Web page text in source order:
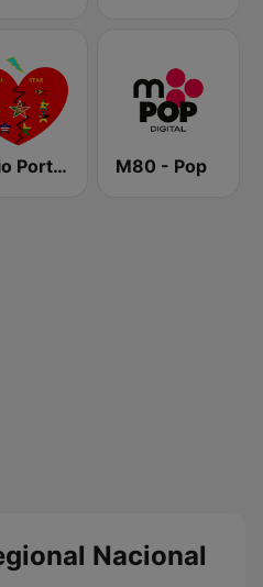
Rádio Portugal Star M80 - Pop
Nacional